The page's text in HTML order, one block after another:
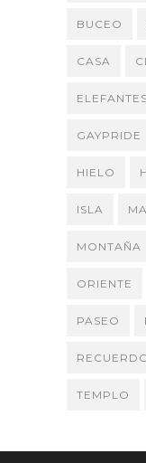
BUCEO
CASA
ELEFANTES
GAYPRIDE
HIELO
ISLA
MONTAÑA
ORIENTE
PASEO
TEMPLO